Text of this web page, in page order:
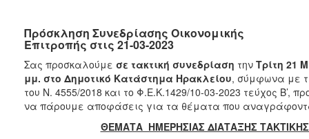
2024
2022
2021
2020
2019
Πρόσκληση Συνεδρίασης Οικονομικής
Επιτροπής στις 21-03-2023
Σας προσκαλούμε σε τακτική συνεδρίαση την Tρίτη 21
μμ. στο Δημοτικό Κατάστημα Ηρακλείου, σύμφωνα με
του Ν. 4555/2018 και το Φ.Ε.Κ.1429/10-03-2023 τεύχος Β’,
να πάρουμε αποφάσεις για τα θέματα που
ΘΕΜΑΤΑ ΗΜΕΡΗΣΙΑΣ ΔΙΑΤΑΞΗΣ